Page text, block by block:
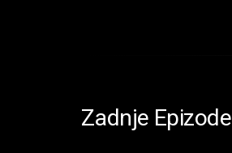
Zadnje Epizode